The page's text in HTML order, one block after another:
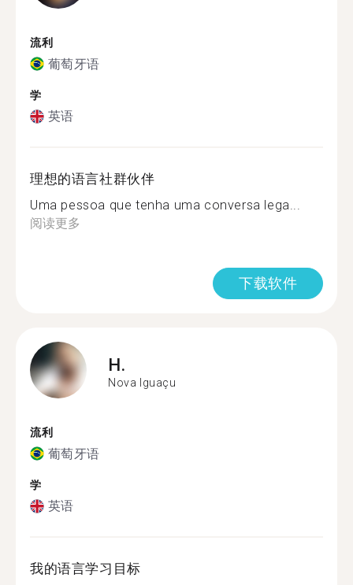
流利
葡萄牙语
学
英语
理想的语言社群伙伴
Uma pessoa que tenha uma conversa lega...
阅读更多
下载软件
H.
Nova Iguaçu
流利
葡萄牙语
学
英语
我的语言学习目标